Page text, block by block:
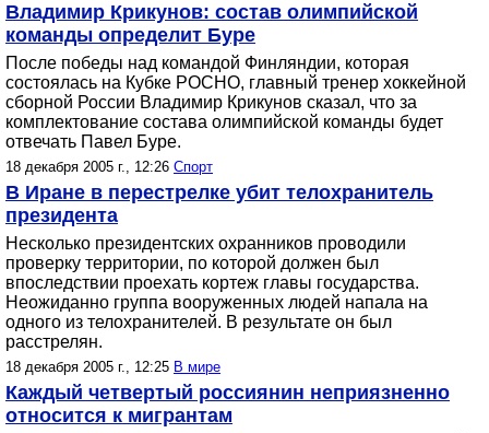
Владимир Крикунов: состав олимпийской
команды определит Буре
После победы над командой Финляндии, которая
состоялась на Кубке РОСНО, главный тренер хоккейной
сборной России Владимир Крикунов сказал, что за
комплектование состава олимпийской команды будет
отвечать Павел Буре.
18 декабря 2005 г., 12:26 Спорт
В Иране в перестрелке убит телохранитель
президента
Несколько президентских охранников проводили
проверку территории, по которой должен был
впоследствии проехать кортеж главы государства.
Неожиданно группа вооруженных людей напала на
одного из телохранителей. В результате он был
расстрелян.
18 декабря 2005 г., 12:25 В мире
Каждый четвертый россиянин неприязненно
относится к мигрантам